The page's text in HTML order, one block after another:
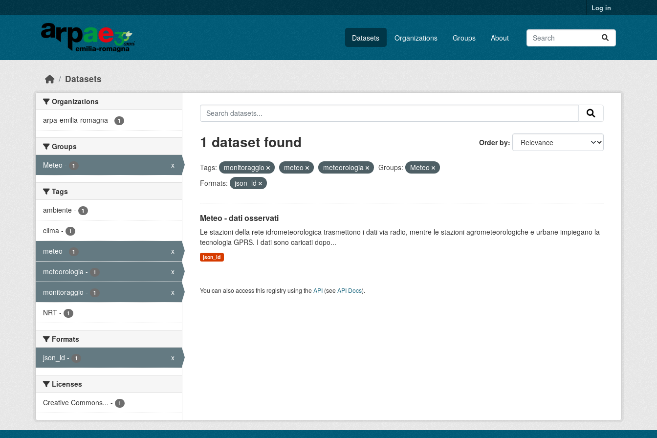
Log in
Datasets Organizations Groups About
Datasets
Organizations
arpa-emilia-romagna - 1
Groups
Meteo - 1 x
Tags
ambiente - 1
clima - 1
meteo - 1 x
meteorologia - 1 x
monitoraggio - 1 x
NRT - 1
Formats
json_ld - 1 x
Licenses
Creative Commons... - 1
Order by
1 dataset found
Tags: monitoraggio meteo meteorologia Groups:
Meteo
Formats:
json_ld
Meteo - dati osservati
Le stazioni della rete idrometeorologica trasmettono i dati via radio, mentre le stazioni agrometeorologiche e urbane impiegano la
tecnologia GPRS. I dati sono caricati dopo...
json_ld
You can also access this registry using theAPI(seeAPI Docs).